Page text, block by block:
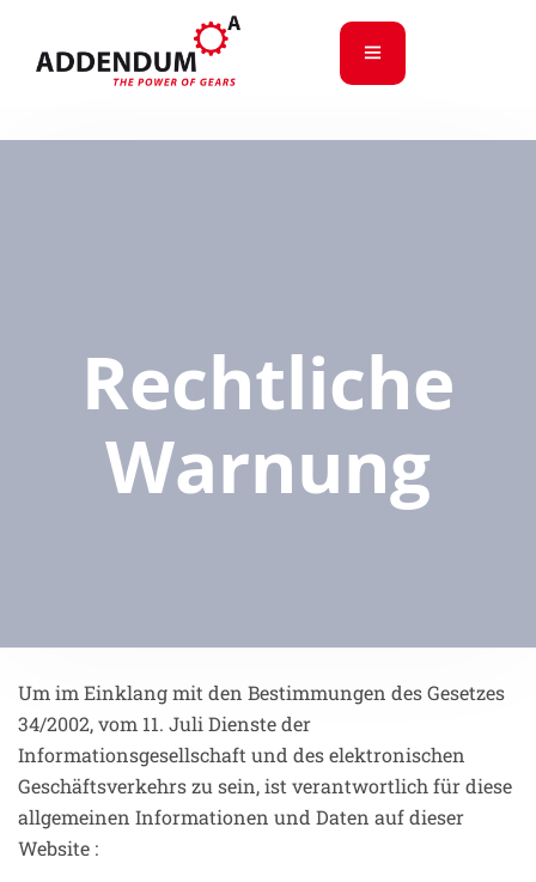
Rechtliche
Warnung
Um im Einklang mit den Bestimmungen des Gesetzes
34/2002, vom 11. Juli Dienste der
Informationsgesellschaft und des elektronischen
Geschäftsverkehrs zu sein, ist verantwortlich für diese
allgemeinen Informationen und Daten auf dieser
Website :